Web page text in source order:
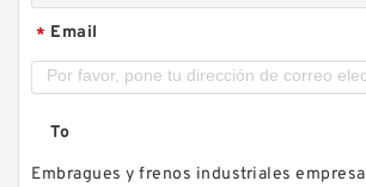
* Email
To
Embragues y frenos industriales empresa